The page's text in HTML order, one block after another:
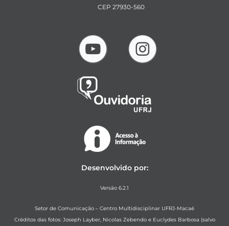
CEP 27930-560
Desenvolvido por:
Versão 6.2.1
Setor de Comunicação – Centro Multidisciplinar UFRJ-Macaé
Créditos das fotos: Joseph Layber, Nicolas Zebendo e Euclydes Barbosa (salvo